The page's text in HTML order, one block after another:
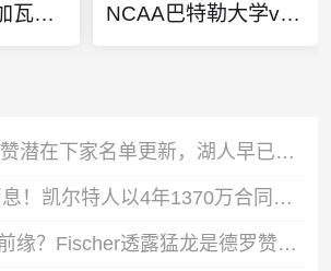
诺梅联合叶尔加瓦今日赛事 NCAA巴特勒大学vs康涅狄格大学直播
ESPN：德罗赞潜在下家名单更新，湖人早已不在其中
Scotto最新消息！凯尔特人以4年1370万合同成功留下侧翼悍将小哈珀
时隔8年再续前缘？Fischer透露猛龙是德罗赞的潜在选择下家之一